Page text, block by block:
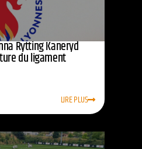
Rytting Kaneryd
du ligament
LIRE PLUS